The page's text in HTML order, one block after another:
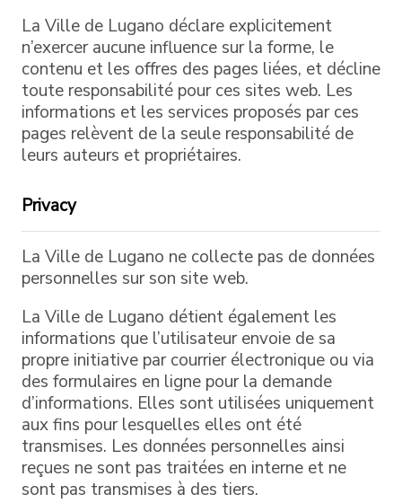
La Ville de Lugano déclare explicitement
n’exercer aucune influence sur la forme, le
contenu et les offres des pages liées, et décline
toute responsabilité pour ces sites web. Les
informations et les services proposés par ces
pages relèvent de la seule responsabilité de
leurs auteurs et propriétaires.
Privacy
La Ville de Lugano ne collecte pas de données
personnelles sur son site web.
La Ville de Lugano détient également les
informations que l’utilisateur envoie de sa
propre initiative par courrier électronique ou via
des formulaires en ligne pour la demande
d’informations. Elles sont utilisées uniquement
aux fins pour lesquelles elles ont été
transmises. Les données personnelles ainsi
reçues ne sont pas traitées en interne et ne
sont pas transmises à des tiers.